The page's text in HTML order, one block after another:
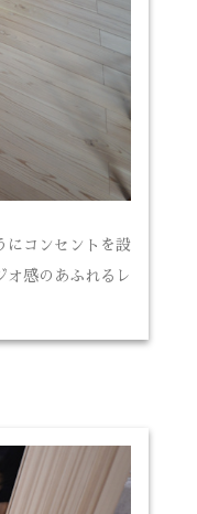
にコンセントを設
オ感のあふれるレ